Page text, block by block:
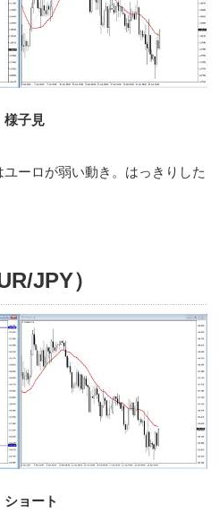
様子見
ーロが弱い動き。はっきりした
JPY）
ショート